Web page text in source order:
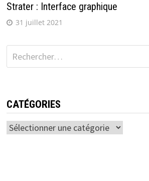
Strater : Interface graphique
31 juillet 2021
CATÉGORIES